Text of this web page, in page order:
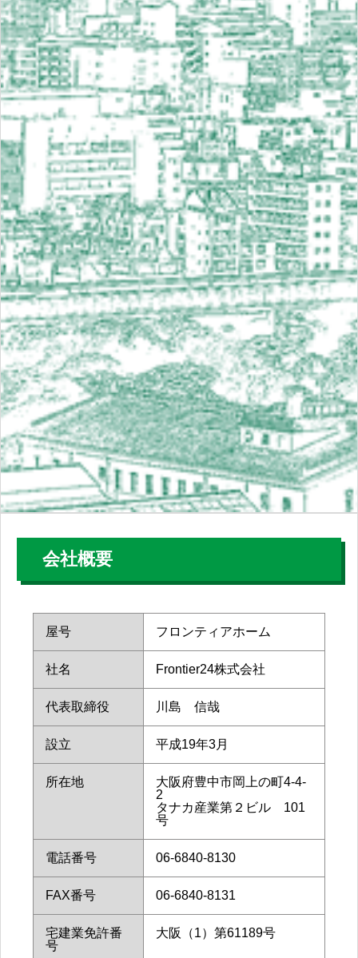
会社概要
屋号 フロンティアホーム
社名 Frontier24株式会社
代表取締役 川島 信哉
設立 平成19年3月
所在地
大阪府豊中市岡上の町4-4-
2
タナカ産業第２ビル 101
号
電話番号 06-6840-8130
FAX番号 06-6840-8131
宅建業免許番
号
大阪（1）第61189号